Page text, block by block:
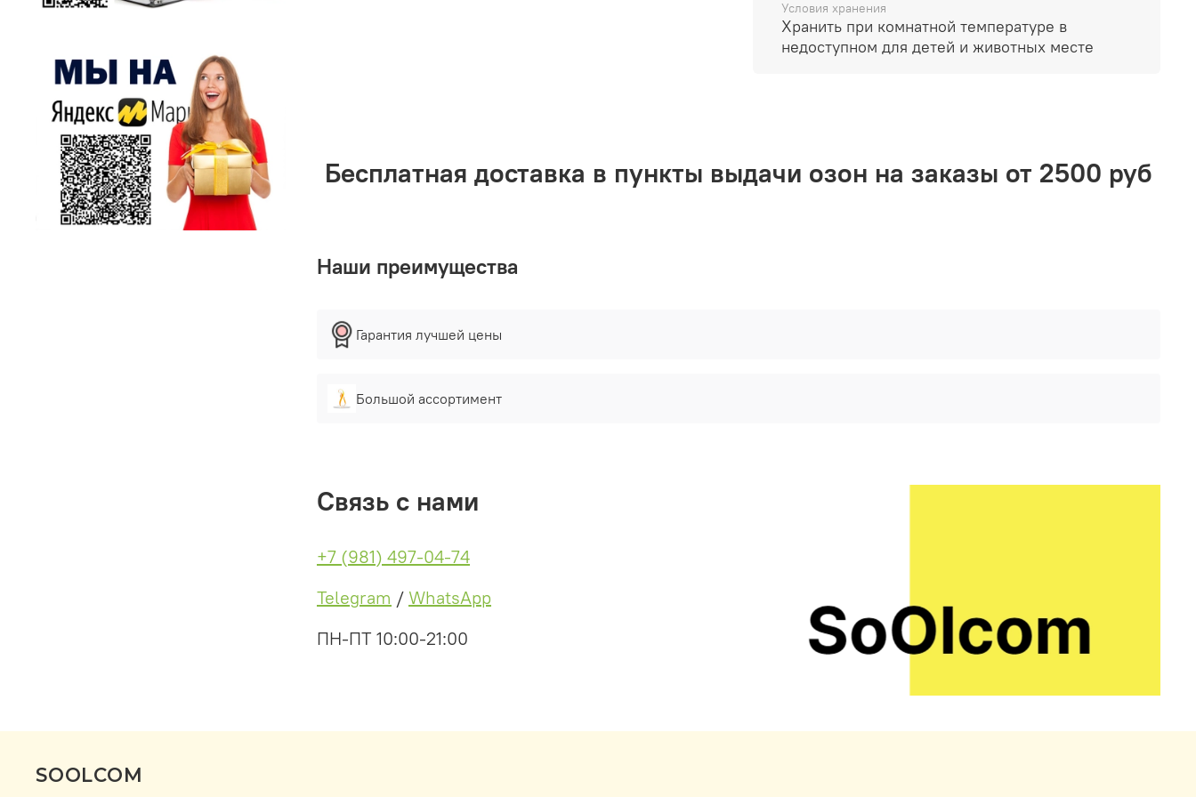
Условия хранения
Хранить при комнатной температуре в
недоступном для детей и животных месте
Бесплатная доставка в пункты выдачи озон на заказы от 2500 руб
Наши преимущества
Гарантия лучшей цены
Большой ассортимент
Связь с нами
+7 (981) 497-04-74
Telegram / WhatsApp
ПН-ПТ 10:00-21:00
SOOLCOM